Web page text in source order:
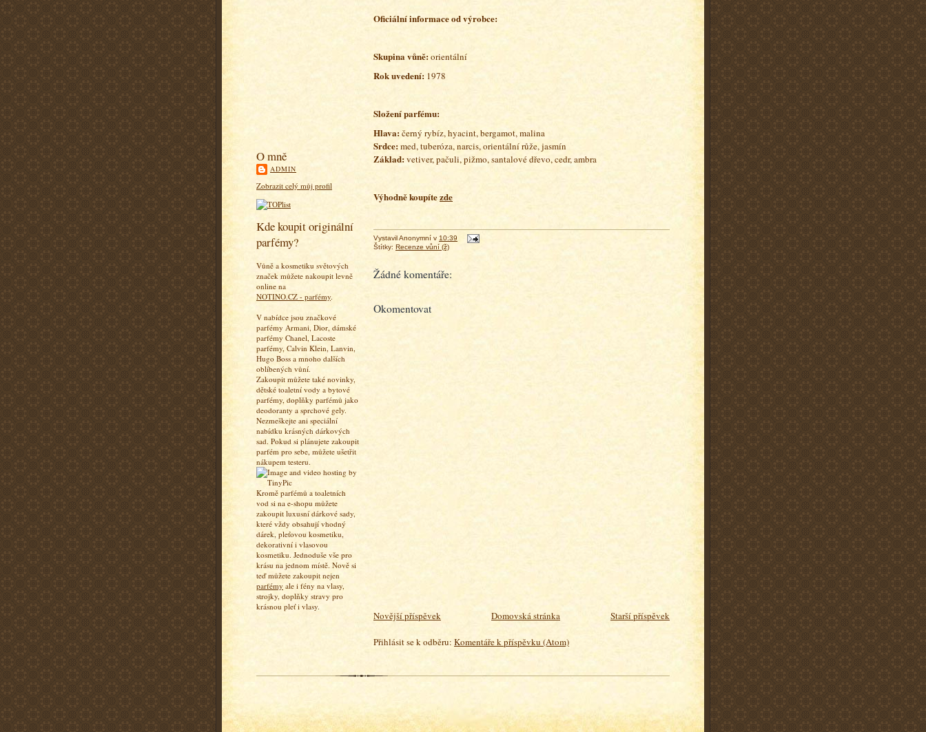
O mně
ADMIN
Zobrazit celý můj profil
Kde koupit originální
parfémy?
Vůně a kosmetiku světových
značek můžete nakoupit levně
online na
NOTINO.CZ - parfémy.
V nabídce jsou značkové
parfémy Armani, Dior, dámské
parfémy Chanel, Lacoste
parfémy, Calvin Klein, Lanvin,
Hugo Boss a mnoho dalších
oblíbených vůní.
Zakoupit můžete také novinky,
dětské toaletní vody a bytové
parfémy, doplňky parfémů jako
deodoranty a sprchové gely.
Nezmeškejte ani speciální
nabídku krásných dárkových
sad. Pokud si plánujete zakoupit
parfém pro sebe, můžete ušetřit
nákupem testeru.
Kromě parfémů a toaletních
vod si na e-shopu můžete
zakoupit luxusní dárkové sady,
které vždy obsahují vhodný
dárek, pleťovou kosmetiku,
dekorativní i vlasovou
kosmetiku. Jednoduše vše pro
krásu na jednom místě. Nově si
teď můžete zakoupit nejen
parfémy ale i fény na vlasy,
strojky, doplňky stravy pro
krásnou pleť i vlasy.
Oficiální informace od výrobce:
Skupina vůně: orientální
Rok uvedení: 1978
Složení parfému:
Hlava:černý rybíz, hyacint, bergamot, malina
Srdce:med, tuberóza, narcis, orientální růže, jasmín
Základ:vetiver, pačuli, pižmo, santalové dřevo, cedr, ambra
Výhodně koupítezde
VystavilAnonymní v 10:39
Štítky: Recenze vůní (ž)
Žádné komentáře:
Okomentovat
Novější příspěvek Starší příspěvek
Domovská stránka
Přihlásit se k odběru: Komentáře k příspěvku (Atom)